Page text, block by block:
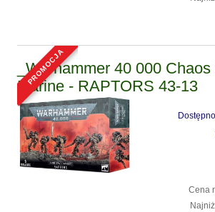
_Warhammer 40 000
Marine - RAPTORS 43-13
Cena
promocja